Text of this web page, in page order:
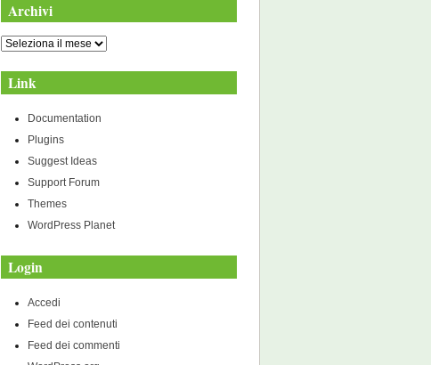
Archivi
Archivi
Link
Documentation
Plugins
Suggest Ideas
Support Forum
Themes
WordPress Planet
Login
Accedi
Feed dei contenuti
Feed dei commenti